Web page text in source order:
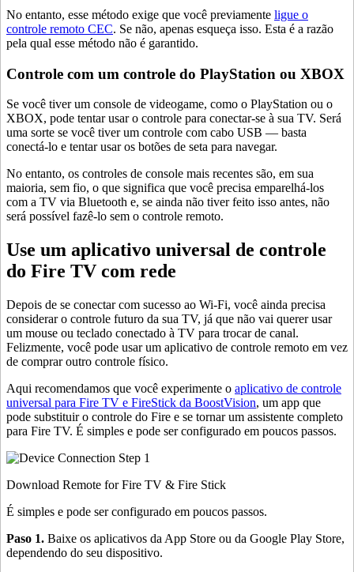
No entanto, esse método exige que você previamente ligue o
controle remoto CEC. Se não, apenas esqueça isso. Esta é a razão
pela qual esse método não é garantido.
Controle com um controle do PlayStation ou XBOX
Se você tiver um console de videogame, como o PlayStation ou o
XBOX, pode tentar usar o controle para conectar-se à sua TV. Será
uma sorte se você tiver um controle com cabo USB — basta
conectá-lo e tentar usar os botões de seta para navegar.
No entanto, os controles de console mais recentes são, em sua
maioria, sem fio, o que significa que você precisa emparelhá-los
com a TV via Bluetooth e, se ainda não tiver feito isso antes, não
será possível fazê-lo sem o controle remoto.
Use um aplicativo universal de controle
do Fire TV com rede
Depois de se conectar com sucesso ao Wi-Fi, você ainda precisa
considerar o controle futuro da sua TV, já que não vai querer usar
um mouse ou teclado conectado à TV para trocar de canal.
Felizmente, você pode usar um aplicativo de controle remoto em vez
de comprar outro controle físico.
Aqui recomendamos que você experimente o aplicativo de controle
universal para Fire TV e FireStick da BoostVision, um app que
pode substituir o controle do Fire e se tornar um assistente completo
para Fire TV. É simples e pode ser configurado em poucos passos.
Download Remote for Fire TV & Fire Stick
É simples e pode ser configurado em poucos passos.
Paso 1. Baixe os aplicativos da App Store ou da Google Play Store,
dependendo do seu dispositivo.